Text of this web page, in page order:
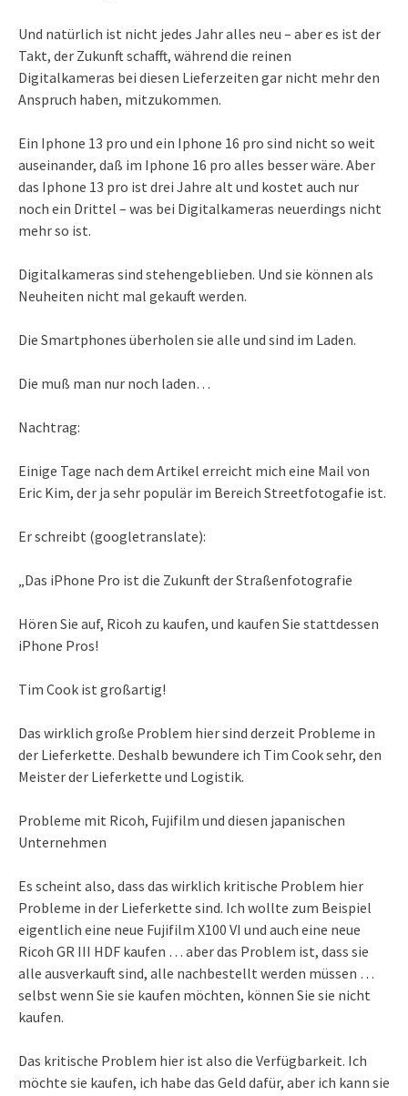
Und natürlich ist nicht jedes Jahr alles neu – aber es ist der
Takt, der Zukunft schafft, während die reinen
Digitalkameras bei diesen Lieferzeiten gar nicht mehr den
Anspruch haben, mitzukommen.
Ein Iphone 13 pro und ein Iphone 16 pro sind nicht so weit
auseinander, daß im Iphone 16 pro alles besser wäre. Aber
das Iphone 13 pro ist drei Jahre alt und kostet auch nur
noch ein Drittel – was bei Digitalkameras neuerdings nicht
mehr so ist.
Digitalkameras sind stehengeblieben. Und sie können als
Neuheiten nicht mal gekauft werden.
Die Smartphones überholen sie alle und sind im Laden.
Die muß man nur noch laden…
Nachtrag:
Einige Tage nach dem Artikel erreicht mich eine Mail von
Eric Kim, der ja sehr populär im Bereich Streetfotogafie ist.
Er schreibt (googletranslate):
„Das iPhone Pro ist die Zukunft der Straßenfotografie
Hören Sie auf, Ricoh zu kaufen, und kaufen Sie stattdessen
iPhone Pros!
Tim Cook ist großartig!
Das wirklich große Problem hier sind derzeit Probleme in
der Lieferkette. Deshalb bewundere ich Tim Cook sehr, den
Meister der Lieferkette und Logistik.
Probleme mit Ricoh, Fujifilm und diesen japanischen
Unternehmen
Es scheint also, dass das wirklich kritische Problem hier
Probleme in der Lieferkette sind. Ich wollte zum Beispiel
eigentlich eine neue Fujifilm X100 VI und auch eine neue
Ricoh GR III HDF kaufen … aber das Problem ist, dass sie
alle ausverkauft sind, alle nachbestellt werden müssen …
selbst wenn Sie sie kaufen möchten, können Sie sie nicht
kaufen.
Das kritische Problem hier ist also die Verfügbarkeit. Ich
möchte sie kaufen, ich habe das Geld dafür, aber ich kann sie